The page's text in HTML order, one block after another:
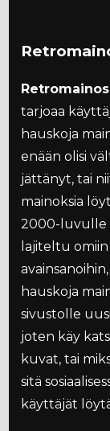
Retromainos
tarjoaa
hauskoja
enään olisi
jättänyt, tai
mainoksia
2000-luvulle
lajiteltu
hauskoja
sivustolle
joten käy
kuvat, tai
sitä
käyttäjät